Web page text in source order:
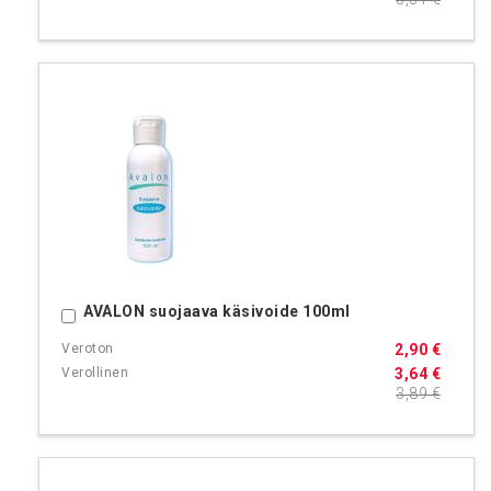
AVALON suojaava käsivoide 100ml
3,64 €
2,90 €
3,89 €
Ostoskoriin